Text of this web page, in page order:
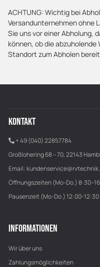
ACHTUNG: Wichtig bei
Versandunternehmen ohne
Sie uns vor einer Abholung,
können, ob die
Standort zum Abholen
KONTAKT
+ 49 (040) 22857784
Großlohering 68 – 70, 22143
Email:
Öffnungszeiten (Mo-Do.)
Pausenzeit (Mo-Do.) 12:00-12:30
INFORMATIONEN
Wir über uns
Zahlungsmöglichkeiten